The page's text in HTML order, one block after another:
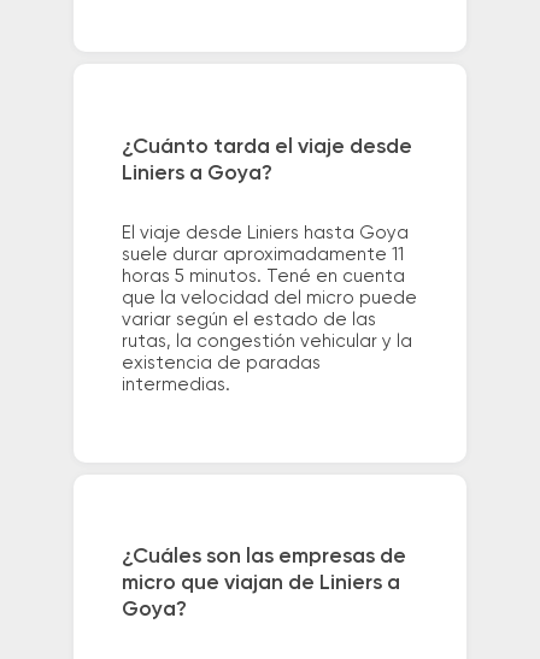
¿Cuánto tarda el viaje desde
Liniers a Goya?
El viaje desde Liniers hasta Goya
suele durar aproximadamente 11
horas 5 minutos. Tené en cuenta
que la velocidad del micro puede
variar según el estado de las
rutas, la congestión vehicular y la
existencia de paradas
intermedias.
¿Cuáles son las empresas de
micro que viajan de Liniers a
Goya?